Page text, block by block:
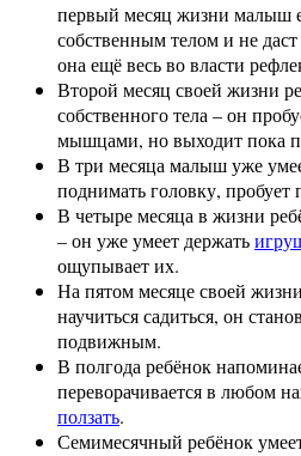
первый месяц жизни малыш
собственным телом и не
она ещё весь во власти
Второй месяц своей жизни
собственного тела – он
мышцами, но выходит пока
В три месяца малыш уже
поднимать головку, пробует
В четыре месяца в жизни
– он уже умеет держать
ощупывает их.
На пятом месяце своей
научиться садиться, он
подвижным.
В полгода ребёнок
переворачивается в любом
ползать.
Семимесячный ребёнок